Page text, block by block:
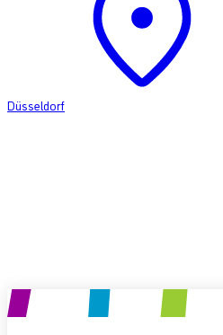
Düsseldorf